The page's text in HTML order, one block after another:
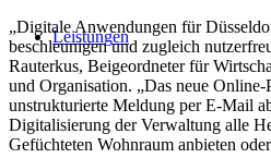
Leistungen
„Digitale Anwendungen für
beschleunigen und zugleich
Rauterkus, Beigeordneter für
und Organisation. „Das neue
unstrukturierte Meldung per E-Mail
Digitalisierung der Verwaltung alle
Gefüchteten Wohnraum anbieten